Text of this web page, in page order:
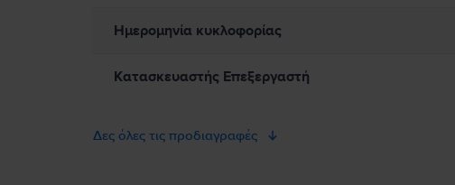
Ημερομηνία κυκλοφορίας
Κατασκευαστής Επεξεργαστή
Δες όλες τις προδιαγραφές